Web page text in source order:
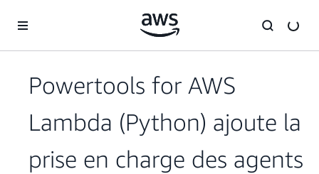
Powertools for AWS
Lambda (Python) ajoute la
prise en charge des agents